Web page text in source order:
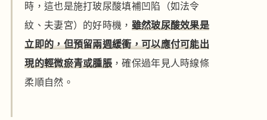
時，這也是施打玻尿酸填補凹陷（如法令
紋、夫妻宮）的好時機， 雖然玻尿酸效果是
立即的，但預留兩週緩衝，可以應付可能出
現的輕微瘀青或腫脹 ，確保過年見人時線條
柔順自然。